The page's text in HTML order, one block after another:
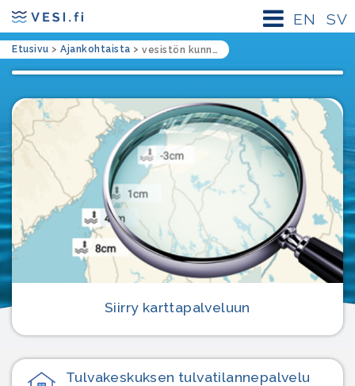
SV
EN
Etusivu > Ajankohtaista > vesistön kunnostushanke
Siirry karttapalveluun
Tulvakeskuksen tulvatilanne­palvelu